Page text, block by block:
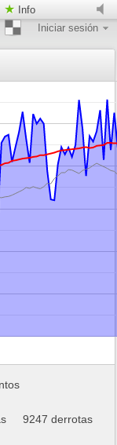
Info
Iniciar sesión
9247 derrotas